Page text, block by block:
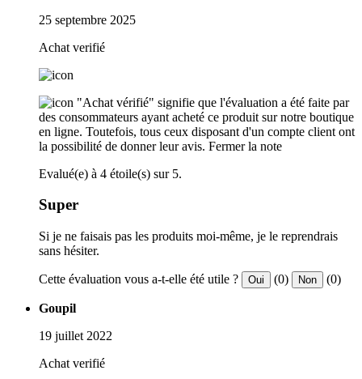
25 septembre 2025
Achat verifié
"Achat vérifié" signifie que l'évaluation a été faite par
des consommateurs ayant acheté ce produit sur notre boutique
en ligne. Toutefois, tous ceux disposant d'un compte client ont
la possibilité de donner leur avis. Fermer la note
Evalué(e) à 4 étoile(s) sur 5.
Super
Si je ne faisais pas les produits moi-même, je le reprendrais
sans hésiter.
Cette évaluation vous a-t-elle été utile ? Oui (0) Non (0)
Goupil
19 juillet 2022
Achat verifié